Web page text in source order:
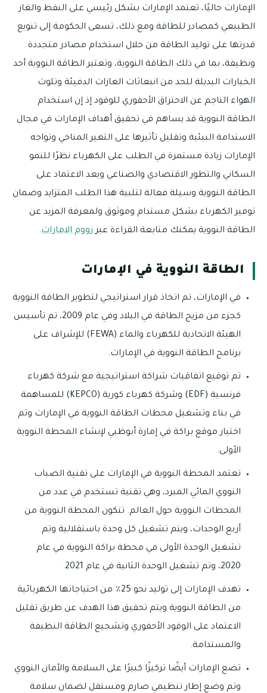
الإمارات حاليًا، تعتمد الإمارات بشكل رئيسي على النفط والغاز
الطبيعي كمصادر للطاقة ومع ذلك، تسعى الحكومة إلى تنويع
قدرتها على توليد الطاقة من خلال استخدام مصادر متجددة
ونظيفة، بما في ذلك الطاقة النووية، وتعتبر الطاقة النووية أحد
الخيارات البديلة للحد من انبعاثات الغازات الدفيئة وتلوث
الهواء الناجم عن الاحتراق الأحفوري للوقود إذ إن استخدام
الطاقة النووية قد يساهم في تحقيق أهداف الإمارات في مجال
الاستدامة البيئية وتقليل تأثيرها على التغير المناخي وتواجه
الإمارات زيادة مستمرة في الطلب على الكهرباء نظرًا للنمو
السكاني والتطور الاقتصادي والصناعي ويعد الاعتماد على
الطاقة النووية وسيلة فعالة لتلبية هذا الطلب المتزايد وضمان
توفير الكهرباء بشكل مستدام وموثوق ولمعرفة المزيد عن
الطاقة النووية يمكنك متابعة القراءة عبرزووم الامارات.
الطاقة النووية في الإمارات
في الإمارات، تم اتخاذ قرار استراتيجي لتطوير الطاقة النووية
كجزء من مزيج الطاقة في البلاد وفي عام 2009، تم تأسيس
الهيئة الاتحادية للكهرباء والماء (FEWA) للإشراف على
برنامج الطاقة النووية في الإمارات.
تم توقيع اتفاقيات شراكة استراتيجية مع شركة كهرباء
فرنسية (EDF) وشركة كهرباء كورية (KEPCO) للمساهمة
في بناء وتشغيل محطات الطاقة النووية في الإمارات وتم
اختيار موقع براكة في إمارة أبوظبي لإنشاء المحطة النووية
الأولى.
تعتمد المحطة النووية في الإمارات على تقنية الضباب
النووي المائي المبرد، وهي تقنية تستخدم في عدد من
المحطات النووية حول العالم. تتكون المحطة النووية من
أربع الوحدات، ويتم تشغيل كل وحدة باستقلالية وتم
تشغيل الوحدة الأولى في محطة براكة النووية في عام
2020، وتم تشغيل الوحدة الثانية في عام 2021.
تهدف الإمارات إلى توليد نحو 25٪ من احتياجاتها الكهربائية
من الطاقة النووية ويتم تحقيق هذا الهدف عن طريق تقليل
الاعتماد على الوقود الأحفوري وتشجيع الطاقة النظيفة
والمستدامة.
تضع الإمارات أيضًا تركيزًا كبيرًا على السلامة والأمان النووي
وتم وضع إطار تنظيمي صارم ومستقل لضمان سلامة